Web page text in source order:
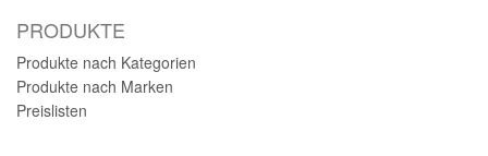
PRODUKTE
Produkte nach Kategorien
Produkte nach Marken
Preislisten